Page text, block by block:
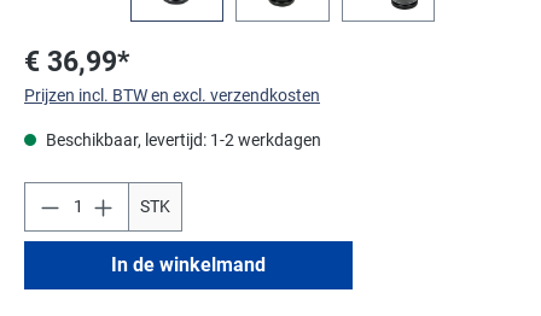
€ 36,99*
Prijzen incl. BTW en excl. verzendkosten
Beschikbaar, levertijd: 1-2 werkdagen
STK
In de winkelmand